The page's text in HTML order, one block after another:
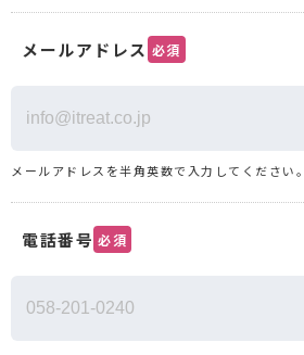
メールアドレス 必須
メールアドレスを半角英数で入力してください。
電話番号 必須